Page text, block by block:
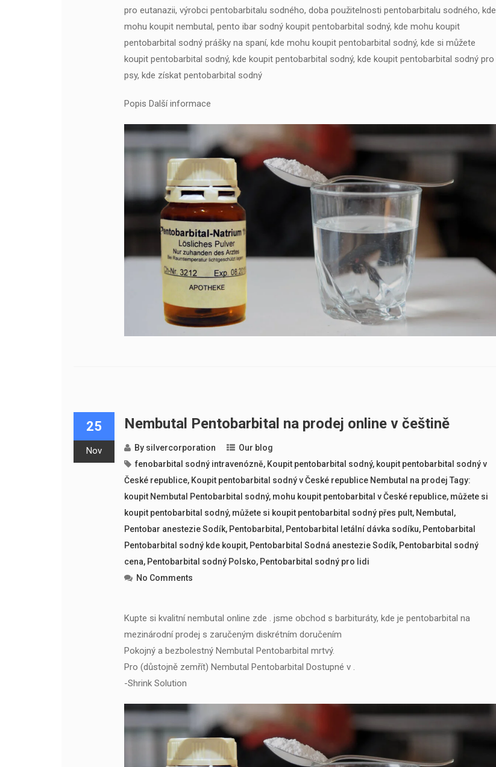
pro eutanazii, výrobci pentobarbitalu sodného, ​​doba použitelnosti pentobarbitalu sodného, ​​kde
mohu koupit nembutal, pento ibar sodný koupit pentobarbital sodný, kde mohu koupit
pentobarbital sodný prášky na spaní, kde mohu koupit pentobarbital sodný, kde si můžete
koupit pentobarbital sodný, kde koupit pentobarbital sodný, kde koupit pentobarbital sodný pro
psy, kde získat pentobarbital sodný
Popis Další informace
25
Nov
Nembutal Pentobarbital na prodej online v češtině
By silvercorporation
Our blog
fenobarbital sodný intravenózně, Koupit pentobarbital sodný, koupit pentobarbital sodný v
České republice, Koupit pentobarbital sodný v České republice Nembutal na prodej Tagy:
koupit Nembutal Pentobarbital sodný, mohu koupit pentobarbital v České republice, můžete si
koupit pentobarbital sodný, můžete si koupit pentobarbital sodný přes pult, Nembutal ,
Pentobar anestezie Sodík, Pentobarbital , Pentobarbital letální dávka sodíku, Pentobarbital
Pentobarbital sodný kde koupit, Pentobarbital Sodná anestezie Sodík, Pentobarbital sodný
cena, Pentobarbital sodný Polsko, Pentobarbital sodný pro lidi
No Comments
Kupte si kvalitní nembutal online zde . jsme obchod s barbituráty, kde je pentobarbital na
mezinárodní prodej s zaručeným diskrétním doručením
Pokojný a bezbolestný Nembutal Pentobarbital mrtvý.
Pro (důstojně zemřít) Nembutal Pentobarbital Dostupné v .
-Shrink Solution